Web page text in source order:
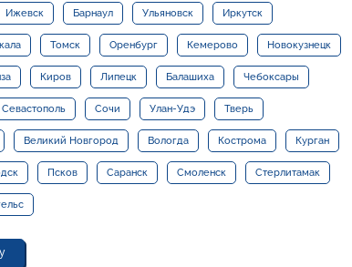
Ижевск Барнаул Ульяновск Иркутск
Томск Оренбург Кемерово Новокузнецк
Киров Липецк Балашиха Чебоксары
Севастополь Сочи Улан-Удэ Тверь
Великий Новгород Вологда Кострома Курган
Псков Саранск Смоленск Стерлитамак